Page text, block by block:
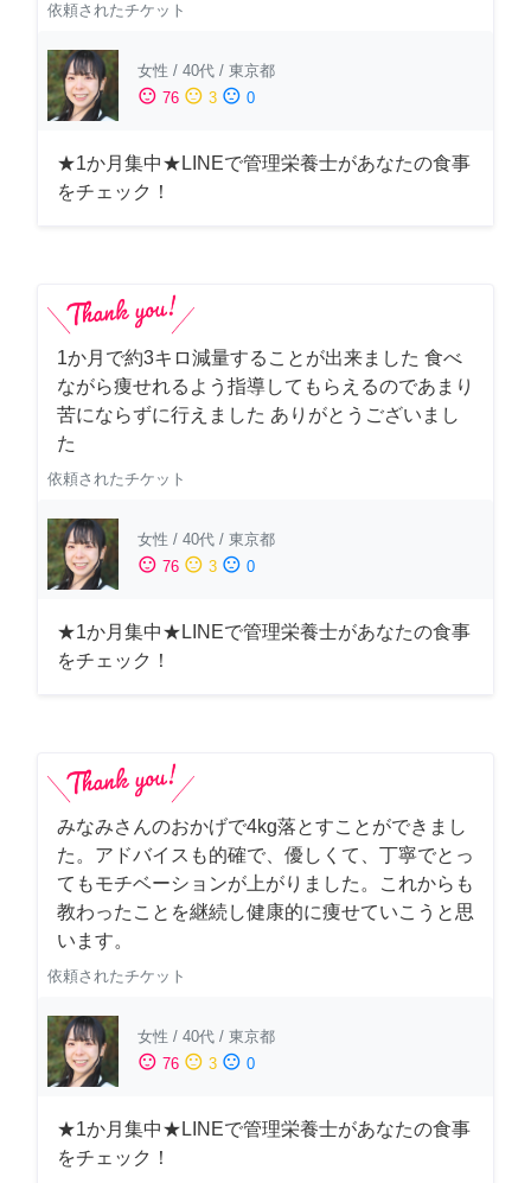
依頼されたチケット
女性 / 40代 / 東京都
sentiment_satisfied 76 sentiment_neutral 3 sentiment_dissatisfied 0
★1か月集中★LINEで管理栄養士があなたの食事
をチェック！
1か月で約3キロ減量することが出来ました 食べ
ながら痩せれるよう指導してもらえるのであまり
苦にならずに行えました ありがとうございまし
た
依頼されたチケット
女性 / 40代 / 東京都
sentiment_satisfied 76 sentiment_neutral 3 sentiment_dissatisfied 0
★1か月集中★LINEで管理栄養士があなたの食事
をチェック！
みなみさんのおかげで4kg落とすことができまし
た。アドバイスも的確で、優しくて、丁寧でとっ
てもモチベーションが上がりました。これからも
教わったことを継続し健康的に痩せていこうと思
います。
依頼されたチケット
女性 / 40代 / 東京都
sentiment_satisfied 76 sentiment_neutral 3 sentiment_dissatisfied 0
★1か月集中★LINEで管理栄養士があなたの食事
をチェック！